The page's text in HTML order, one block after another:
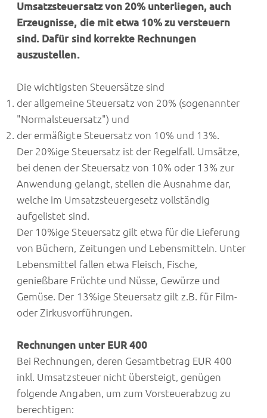
Umsatzsteuersatz von 20% unterliegen, auch
Erzeugnisse, die mit etwa 10% zu versteuern
sind. Dafür sind korrekte Rechnungen
auszustellen.
Die wichtigsten Steuersätze sind
der allgemeine Steuersatz von 20% (sogenannter
"Normalsteuersatz") und
der ermäßigte Steuersatz von 10% und 13%.
Der 20%ige Steuersatz ist der Regelfall. Umsätze,
bei denen der Steuersatz von 10% oder 13% zur
Anwendung gelangt, stellen die Ausnahme dar,
welche im Umsatzsteuergesetz vollständig
aufgelistet sind.
Der 10%ige Steuersatz gilt etwa für die Lieferung
von Büchern, Zeitungen und Lebensmitteln. Unter
Lebensmittel fallen etwa Fleisch, Fische,
genießbare Früchte und Nüsse, Gewürze und
Gemüse. Der 13%ige Steuersatz gilt z.B. für Film-
oder Zirkusvorführungen.
Rechnungen unter EUR 400
Bei Rechnungen, deren Gesamtbetrag EUR 400
inkl. Umsatzsteuer nicht übersteigt, genügen
folgende Angaben, um zum Vorsteuerabzug zu
berechtigen: